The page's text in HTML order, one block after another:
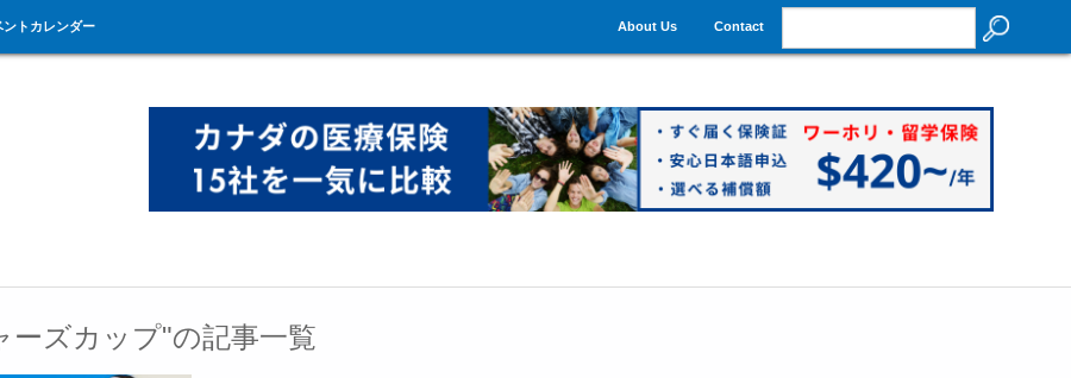
ントカレンダー About Us Contact
ーズカップ"の記事一覧